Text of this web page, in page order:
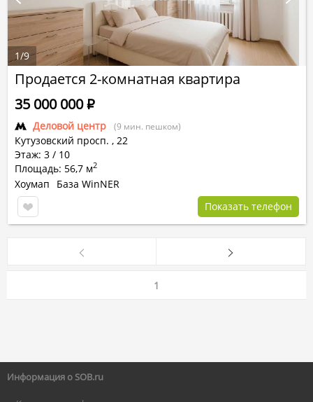
Продается 2-комнатная квартира
Деловой центр (9 мин. пешком)
Кутузовский просп. , 22
Этаж: 3 / 10
Площадь: 56,7 м2
35 000 000Р
Хоумап
База WinNER
Показать телефон
1/9
1
Информация о SOB.ru